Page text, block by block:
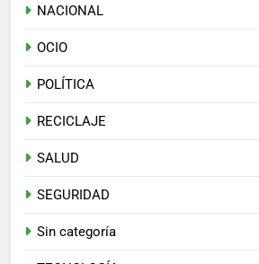
NACIONAL
OCIO
POLÍTICA
RECICLAJE
SALUD
SEGURIDAD
Sin categoría